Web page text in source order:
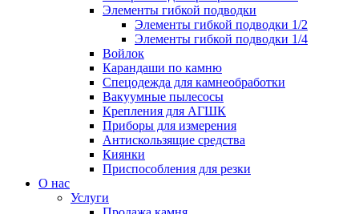
Элементы гибкой подводки
Элементы гибкой подводки 1/2
Элементы гибкой подводки 1/4
Войлок
Карандаши по камню
Спецодежда для камнеобработки
Вакуумные пылесосы
Крепления для АГШК
Приборы для измерения
Антискользящие средства
Киянки
Приспособления для резки
О нас
Услуги